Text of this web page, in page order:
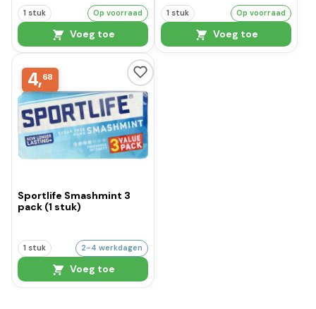
1 stuk Op voorraad
Voeg toe
1 stuk Op voorraad
Voeg toe
4,68
Sportlife Smashmint 3
pack (1 stuk)
1 stuk 2-4 werkdagen
Voeg toe